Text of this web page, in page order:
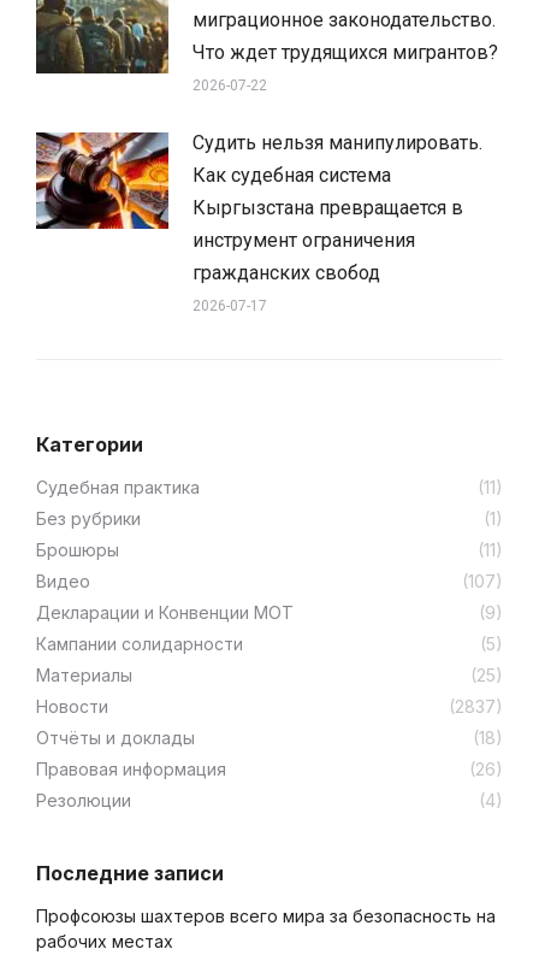
миграционное законодательство.
Что ждет трудящихся мигрантов?
2026-07-22
Судить нельзя манипулировать.
Как судебная система
Кыргызстана превращается в
инструмент ограничения
гражданских свобод
2026-07-17
Категории
Cудебная практика
(11)
Без рубрики
(1)
Брошюры
(11)
Видео
(107)
Декларации и Конвенции МОТ
(9)
Кампании солидарности
(5)
Материалы
(25)
Новости
(2837)
Отчёты и доклады
(18)
Правовая информация
(26)
Резолюции
(4)
Последние записи
Профсоюзы шахтеров всего мира за безопасность на
рабочих местах